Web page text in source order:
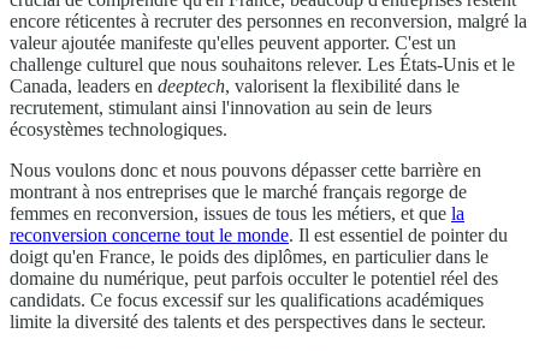
encore réticentes à recruter des personnes en reconversion, malgré la
valeur ajoutée manifeste qu'elles peuvent apporter. C'est un
challenge culturel que nous souhaitons relever. Les États-Unis et le
Canada, leaders en deeptech, valorisent la flexibilité dans le
recrutement, stimulant ainsi l'innovation au sein de leurs
écosystèmes technologiques.
Nous voulons donc et nous pouvons dépasser cette barrière en
montrant à nos entreprises que le marché français regorge de
femmes en reconversion, issues de tous les métiers, et que la
reconversion concerne tout le monde. Il est essentiel de pointer du
doigt qu'en France, le poids des diplômes, en particulier dans le
domaine du numérique, peut parfois occulter le potentiel réel des
candidats. Ce focus excessif sur les qualifications académiques
limite la diversité des talents et des perspectives dans le secteur.